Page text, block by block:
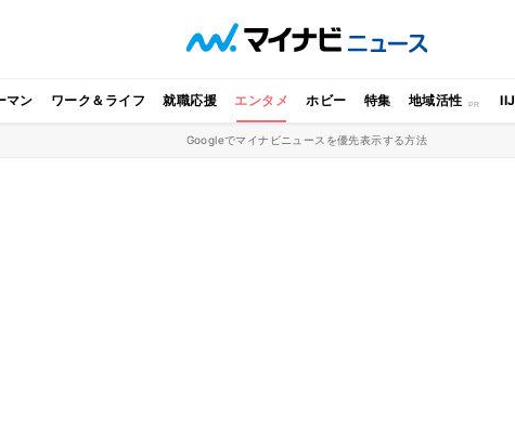
マン ワーク＆ライフ 就職応援 エンタメ ホビー 特集 地域活性 IIJ
Googleでマイナビニュースを優先表示する方法